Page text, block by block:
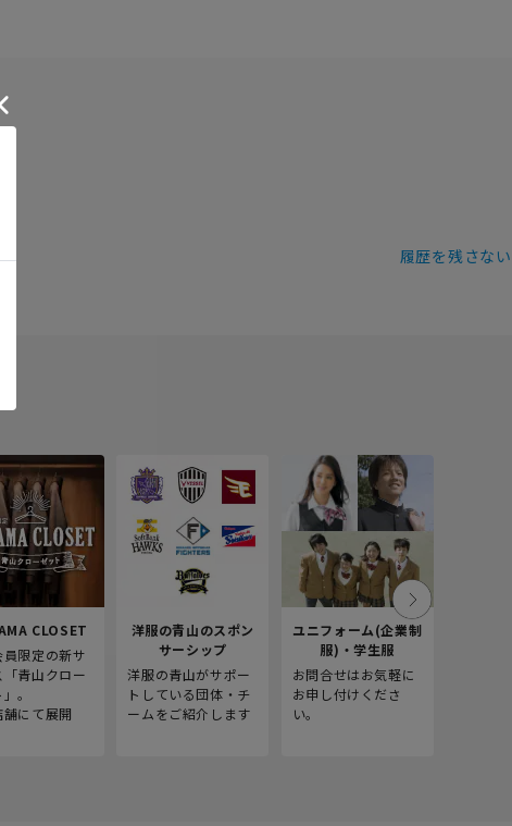
履歴を残さない
CLOSET
員限定の新サ
「青山クロー
。
にて展開
洋服の青山のスポン
サーシップ
洋服の青山がサポー
トしている団体・チ
ームをご紹介します
ユニフォーム(企業制
服)・学生服
お問合せはお気軽に
お申し付けくださ
い。